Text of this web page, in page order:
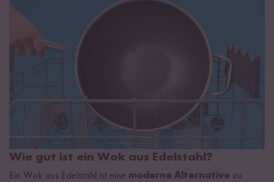
Wie gut ist ein Wok aus Edelstahl?
Ein Wok aus Edelstahl ist eine moderne Alternative zu